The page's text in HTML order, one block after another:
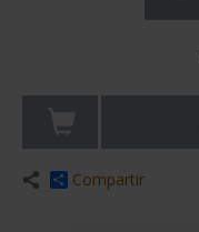
Compartir